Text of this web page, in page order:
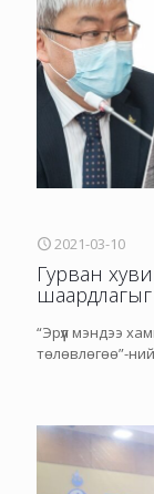
2021-03-10
​Гурван
“Эрүүл мэндээ
төлөвлөгөө”-ний